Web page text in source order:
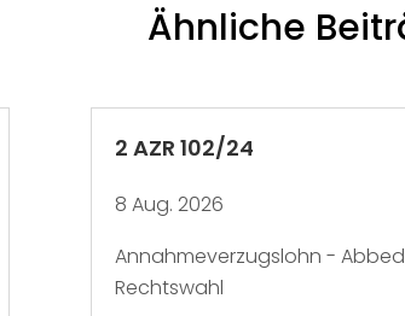
Ähnliche
2 AZR 102/24
8 Aug. 2026
Annahmeverzugslohn -
Rechtswahl